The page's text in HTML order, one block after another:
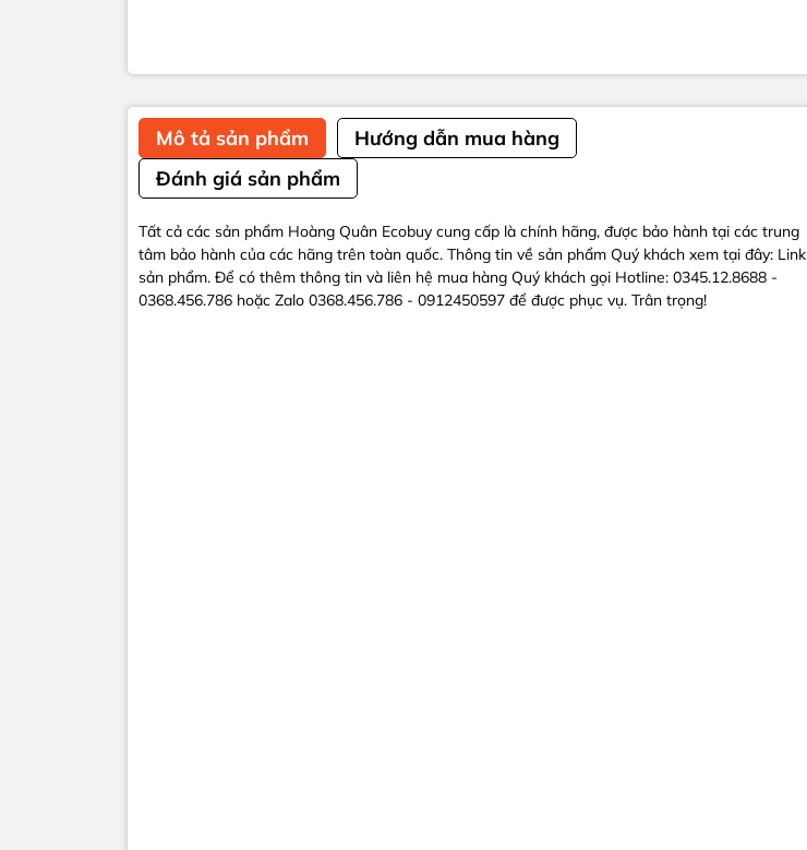
Mô tả sản phẩm
Hướng dẫn mua hàng
Đánh giá sản phẩm
Tất cả các sản phẩm Hoàng Quân Ecobuy cung cấp là chính hãng, được bảo hành tại các trung
tâm bảo hành của các hãng trên toàn quốc. Thông tin về sản phẩm Quý khách xem tại đây: Link
sản phẩm. Để có thêm thông tin và liên hệ mua hàng Quý khách gọi Hotline: 0345.12.8688 -
0368.456.786 hoặc Zalo 0368.456.786 - 0912450597 để được phục vụ. Trân trọng!